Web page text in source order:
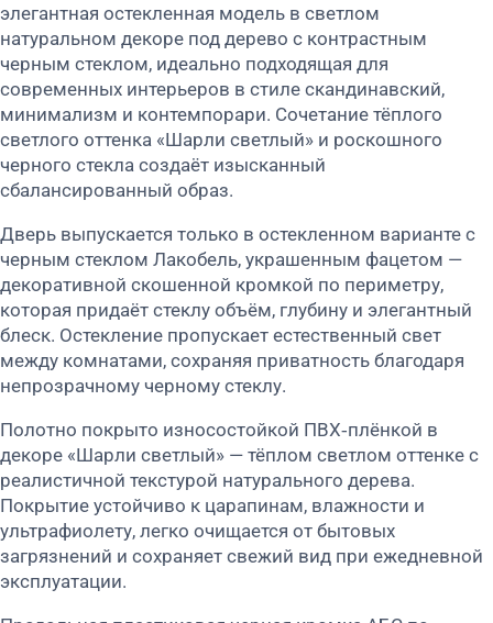
элегантная остекленная модель в светлом
натуральном декоре под дерево с контрастным
черным стеклом, идеально подходящая для
современных интерьеров в стиле скандинавский,
минимализм и контемпорари. Сочетание тёплого
светлого оттенка «Шарли светлый» и роскошного
черного стекла создаёт изысканный
сбалансированный образ.
Дверь выпускается только в остекленном варианте с
черным стеклом Лакобель, украшенным фацетом —
декоративной скошенной кромкой по периметру,
которая придаёт стеклу объём, глубину и элегантный
блеск. Остекление пропускает естественный свет
между комнатами, сохраняя приватность благодаря
непрозрачному черному стеклу.
Полотно покрыто износостойкой ПВХ‑плёнкой в
декоре «Шарли светлый» — тёплом светлом оттенке с
реалистичной текстурой натурального дерева.
Покрытие устойчиво к царапинам, влажности и
ультрафиолету, легко очищается от бытовых
загрязнений и сохраняет свежий вид при ежедневной
эксплуатации.